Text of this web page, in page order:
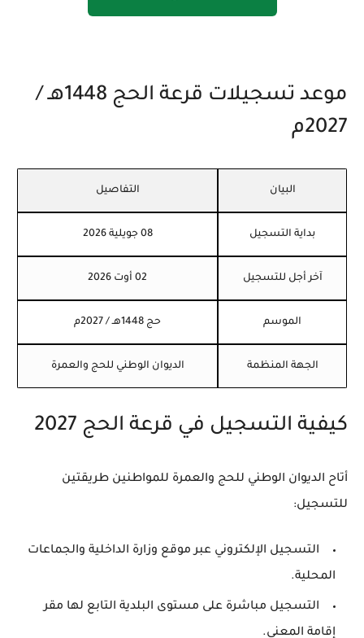
موعد تسجيلات قرعة الحج 1448هـ /
2027م
البيان التفاصيل
بداية التسجيل 08 جويلية 2026
آخر أجل للتسجيل 02 أوت 2026
الموسم حج 1448هـ / 2027م
الجهة المنظمة الديوان الوطني للحج والعمرة
كيفية التسجيل في قرعة الحج 2027
أتاح الديوان الوطني للحج والعمرة للمواطنين طريقتين
للتسجيل:
التسجيل الإلكتروني عبر موقع وزارة الداخلية والجماعات
المحلية.
التسجيل مباشرة على مستوى البلدية التابع لها مقر
إقامة المعني.